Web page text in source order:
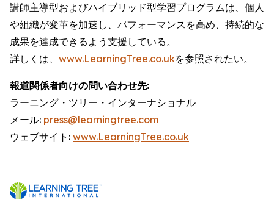
講師主導型およびハイブリッド型学習プログラムは、個人
や組織が変革を加速し、パフォーマンスを高め、持続的な
成果を達成できるよう支援している。
詳しくは、 www.LearningTree.co.ukを参照されたい。
報道関係者向けの問い合わせ先:
ラーニング・ツリー・インターナショナル
メール: press@learningtree.com
ウェブサイト: www.LearningTree.co.uk